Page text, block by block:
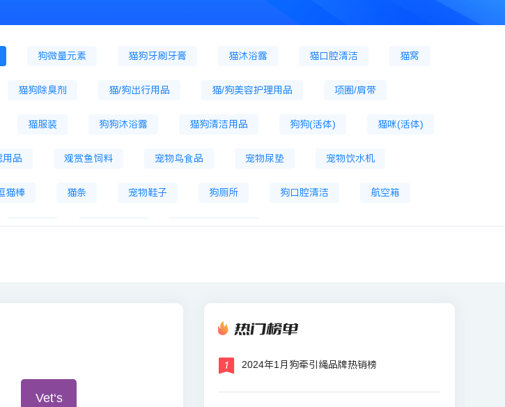
狗微量元素 猫狗牙刷牙膏 猫沐浴露 猫口腔清洁 猫窝
猫狗除臭剂 猫/狗出行用品 猫/狗美容护理用品 项圈/肩带
猫服装 狗狗沐浴露 猫狗清洁用品 狗狗(活体) 猫咪(活体)
用品 观赏鱼饲料 宠物鸟食品 宠物尿垫 宠物饮水机
猫棒 猫条 宠物鞋子 狗厕所 狗口腔清洁 航空箱
猫砂铲 智能猫砂盆 宠物智能饮水机
Vet‘s
热门榜单
2024年1月狗牵引绳品牌热销榜